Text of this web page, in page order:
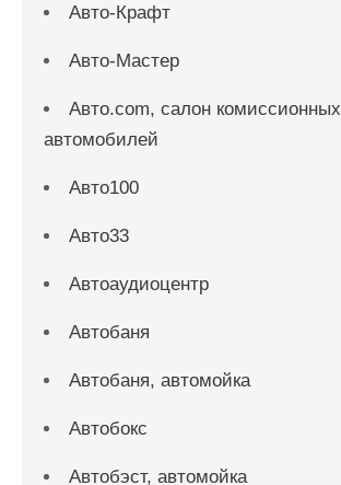
Авто-Крафт
Авто-Мастер
Авто.com, салон комиссионных
автомобилей
Авто100
Авто33
Автоаудиоцентр
Автобаня
Автобаня, автомойка
Автобокс
Автобэст, автомойка